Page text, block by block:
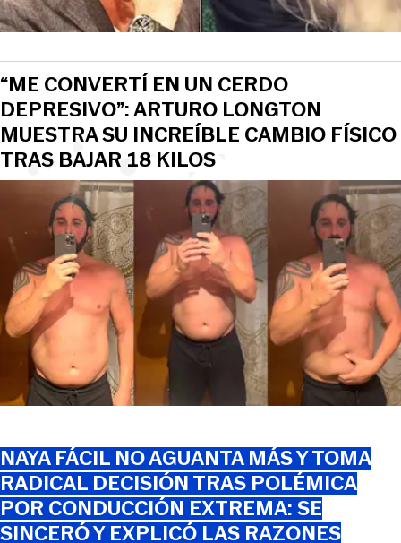
“ME CONVERTÍ EN UN CERDO
DEPRESIVO”: ARTURO LONGTON
MUESTRA SU INCREÍBLE CAMBIO FÍSICO
TRAS BAJAR 18 KILOS
NAYA FÁCIL NO AGUANTA MÁS Y TOMA
RADICAL DECISIÓN TRAS POLÉMICA
POR CONDUCCIÓN EXTREMA: SE
SINCERÓ Y EXPLICÓ LAS RAZONES